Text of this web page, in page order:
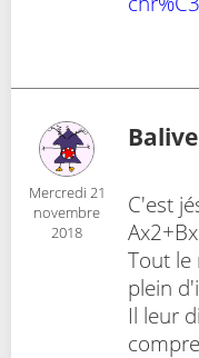
Mercredi 21
novembre
2018
C'est
Tout le
plein
Il leur